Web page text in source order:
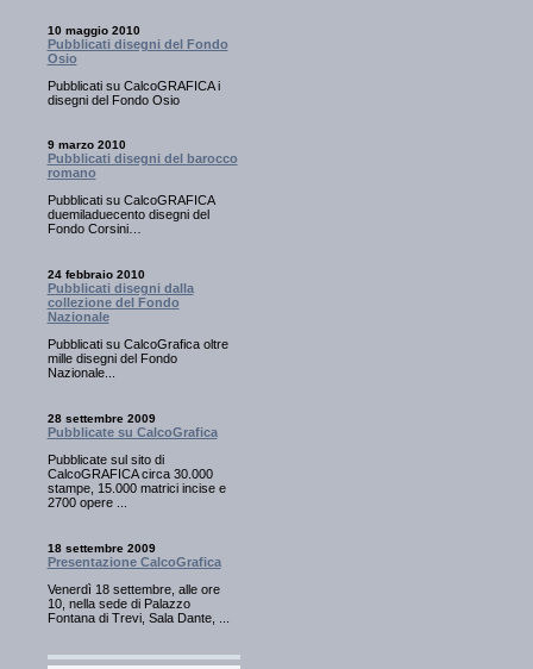
10 maggio 2010
Pubblicati disegni del Fondo
Osio
Pubblicati su CalcoGRAFICA i
disegni del Fondo Osio
9 marzo 2010
Pubblicati disegni del barocco
romano
Pubblicati su CalcoGRAFICA
duemiladuecento disegni del
Fondo Corsini…
24 febbraio 2010
Pubblicati disegni dalla
collezione del Fondo
Nazionale
Pubblicati su CalcoGrafica oltre
mille disegni del Fondo
Nazionale...
28 settembre 2009
Pubblicate su CalcoGrafica
Pubblicate sul sito di
CalcoGRAFICA circa 30.000
stampe, 15.000 matrici incise e
2700 opere ...
18 settembre 2009
Presentazione CalcoGrafica
Venerdì 18 settembre, alle ore
10, nella sede di Palazzo
Fontana di Trevi, Sala Dante, ...